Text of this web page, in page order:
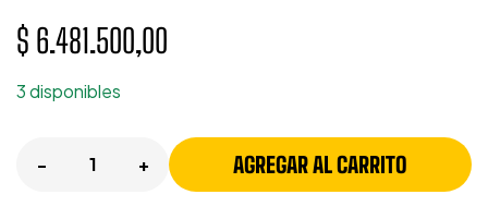
$ 6.481.500,00
3 disponibles
- + AGREGAR AL CARRITO